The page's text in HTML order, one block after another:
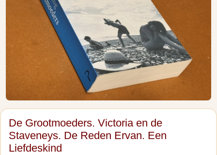
De Grootmoeders. Victoria en de
Staveneys. De Reden Ervan. Een
Liefdeskind